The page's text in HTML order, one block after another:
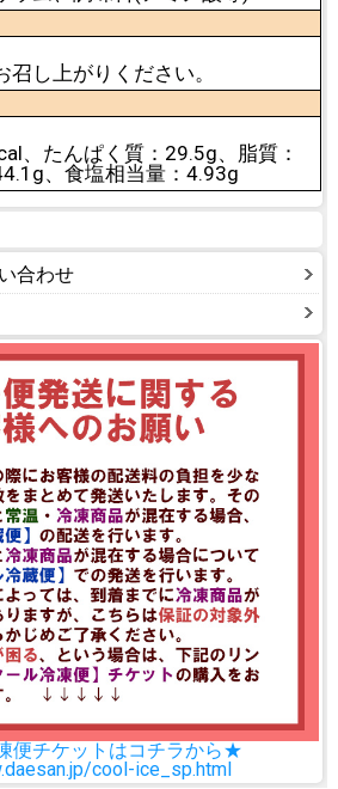
し上がりください。
、たんぱく質：29.5g、脂質：
、食塩相当量：4.93g
合わせ
便チケットはコチラから★
cool-ice_sp.html